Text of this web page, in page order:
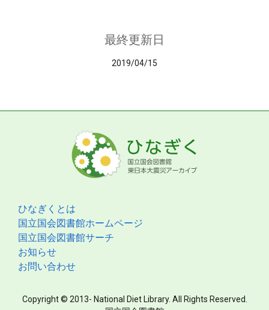
最終更新日
2019/04/15
ひなぎくとは
国立国会図書館ホームページ
国立国会図書館サーチ
お知らせ
お問い合わせ
Copyright © 2013- National Diet Library. All Rights Reserved.